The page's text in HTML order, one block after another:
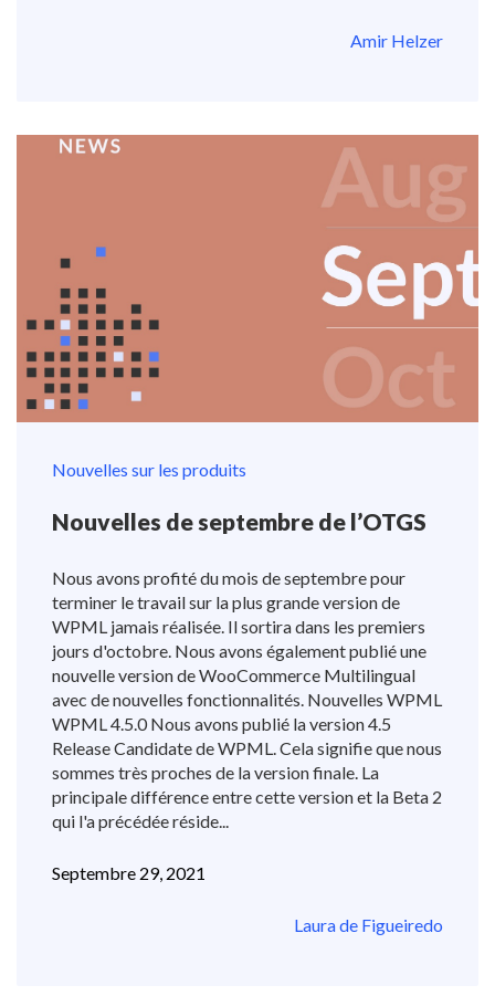
Amir Helzer
Nouvelles sur les produits
Nouvelles de septembre de l’OTGS
Nous avons profité du mois de septembre pour
terminer le travail sur la plus grande version de
WPML jamais réalisée. Il sortira dans les premiers
jours d'octobre. Nous avons également publié une
nouvelle version de WooCommerce Multilingual
avec de nouvelles fonctionnalités. Nouvelles WPML
WPML 4.5.0 Nous avons publié la version 4.5
Release Candidate de WPML. Cela signifie que nous
sommes très proches de la version finale. La
principale différence entre cette version et la Beta 2
qui l'a précédée réside...
Septembre 29, 2021
Laura de Figueiredo